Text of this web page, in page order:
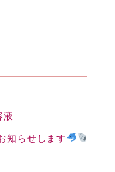
液
知らせします